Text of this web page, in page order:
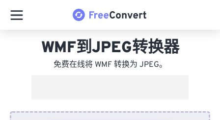
WMF到JPEG转换器
免费在线将 WMF 转换为 JPEG。